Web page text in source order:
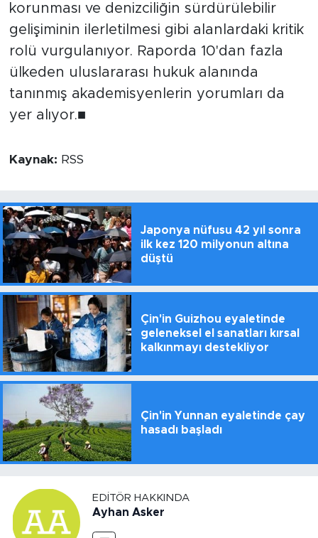
korunması ve denizciliğin sürdürülebilir
gelişiminin ilerletilmesi gibi alanlardaki kritik
rolü vurgulanıyor. Raporda 10'dan fazla
ülkeden uluslararası hukuk alanında
tanınmış akademisyenlerin yorumları da
yer alıyor.■
Kaynak: RSS
Japonya nüfusu 42 yıl sonra
ilk kez 120 milyonun altına
düştü
Çin'in Guizhou eyaletinde
geleneksel el sanatları kırsal
kalkınmayı destekliyor
Çin'in Yunnan eyaletinde çay
hasadı başladı
EDITÖR HAKKINDA
Ayhan Asker